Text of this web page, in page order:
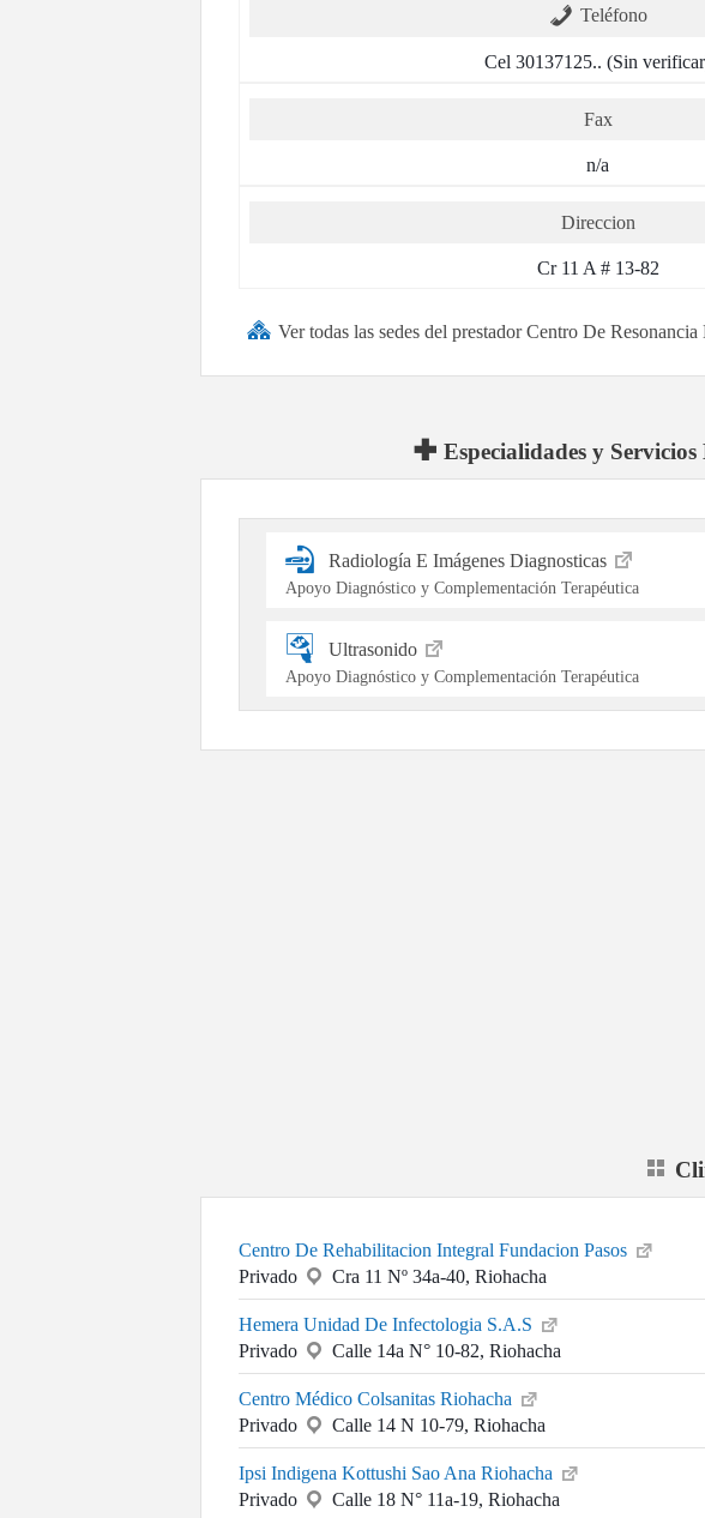
Teléfono
Cel 30137125.. (Sin
Fax
n/a
Direccion
Cr 11 A # 13-82
Ver todas las sedes del prestador Centro De
Especialidades y Servicios
Radiología E Imágenes Diagnosticas
Apoyo Diagnóstico y Complementación Terapéutica
Ultrasonido
Apoyo Diagnóstico y Complementación Terapéutica
Centro De Rehabilitacion Integral Fundacion Pasos
Privado Cra 11 Nº 34a-40, Riohacha
Hemera Unidad De Infectologia S.A.S
Privado Calle 14a N° 10-82, Riohacha
Centro Médico Colsanitas Riohacha
Privado Calle 14 N 10-79, Riohacha
Ipsi Indigena Kottushi Sao Ana Riohacha
Privado Calle 18 N° 11a-19, Riohacha